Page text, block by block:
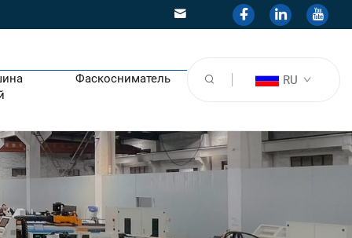
Фаскосниматель RU